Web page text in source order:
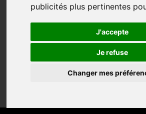
publicités plus pertinentes
J'accepte
Je refuse
Changer mes
PHOTOS
TAMISEUSE